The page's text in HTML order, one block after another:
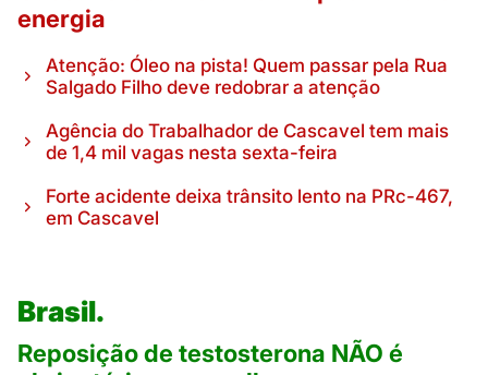
energia
Atenção: Óleo na pista! Quem passar pela Rua
Salgado Filho deve redobrar a atenção
Agência do Trabalhador de Cascavel tem mais
de 1,4 mil vagas nesta sexta-feira
Forte acidente deixa trânsito lento na PRc-467,
em Cascavel
Brasil.
Reposição de testosterona NÃO é